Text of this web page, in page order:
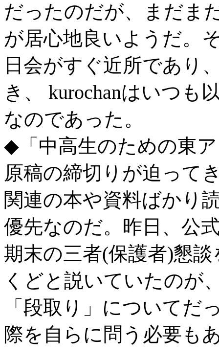
だったのだが、まだま
が居心地良いようだ。
日会がすぐ近所であり
き、 kurochanはいつも
なのであった。
◆「中高生のための東
原稿の締切りが迫って
関連の本や資料ばかり
優先なのだ。昨日、公
期末の三者(保護者)懇
くどと説いていたのが
「段取り」についてだ
際を自らに問う必要も